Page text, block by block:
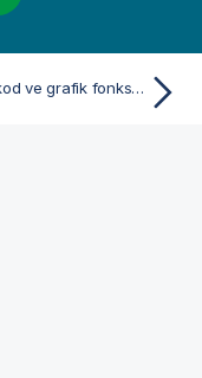
TDist - kod ve grafik fonksiyonu